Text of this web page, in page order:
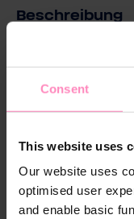
Consent
This website uses
Our website uses
optimised user
and enable basic
Beschreibung
Effektive
Karbonator
Reinigungs-
sauber zu halten.
einzigartig, denn